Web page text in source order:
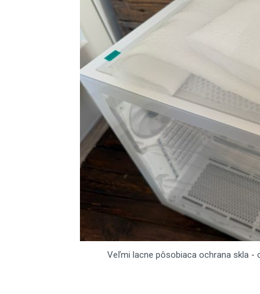
Veľmi lacne pôsobiaca ochrana skla -